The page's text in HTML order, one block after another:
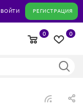
ВОЙТИ РЕГИСТРАЦИЯ
0
0